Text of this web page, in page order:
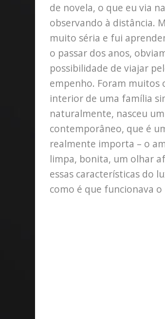
de novela, o que eu via
observando à distância.
muito séria e fui
o passar dos anos,
possibilidade de viajar
empenho. Foram muitos
interior de uma família
naturalmente, nasceu
contemporâneo, que é
realmente importa – o
limpa, bonita, um olhar
essas características do
como é que funcionava